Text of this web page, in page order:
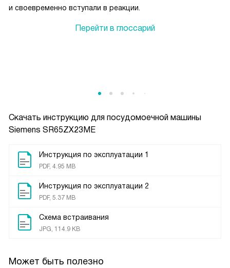
Скачать инструкцию для посудомоечной машины
Siemens SR65ZX23ME
Инструкция по эксплуатации 1
PDF, 4.95 MB
Инструкция по эксплуатации 2
PDF, 5.37 MB
Схема встраивания
JPG, 114.9 KB
Может быть полезно
и своевременно вступали в реакции.
Перейти в глоссарий